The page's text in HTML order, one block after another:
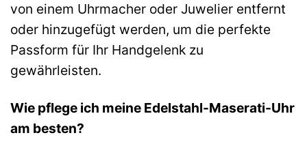
von einem Uhrmacher oder Juwelier entfernt
oder hinzugefügt werden, um die perfekte
Passform für Ihr Handgelenk zu
gewährleisten.
Wie pflege ich meine Edelstahl-Maserati-Uhr
am besten?